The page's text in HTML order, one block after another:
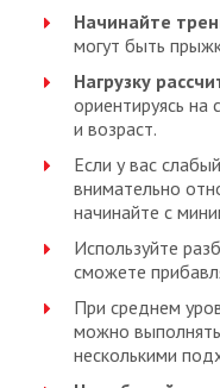
Начинайте
могут быть
Нагрузку
ориентируясь на
и возраст.
Если у вас
внимательно
начинайте с
Используйте
сможете
При среднем
можно
несколькими